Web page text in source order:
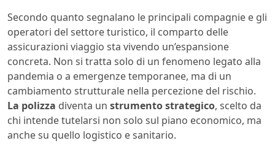
Secondo quanto segnalano le principali compagnie e gli
operatori del settore turistico, il comparto delle
assicurazioni viaggio sta vivendo un’espansione
concreta. Non si tratta solo di un fenomeno legato alla
pandemia o a emergenze temporanee, ma di un
cambiamento strutturale nella percezione del rischio.
La polizza diventa un strumento strategico, scelto da
chi intende tutelarsi non solo sul piano economico, ma
anche su quello logistico e sanitario.